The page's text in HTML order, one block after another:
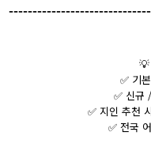
💡
✅ 기
✅ 신규
✅ 지인 추천
✅ 전국